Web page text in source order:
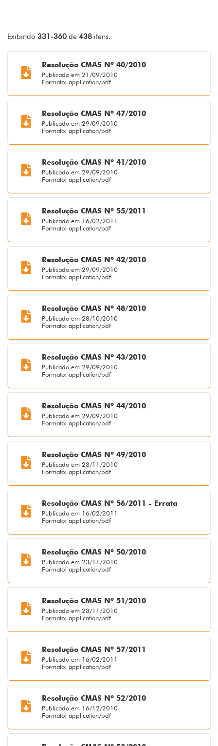
Exibindo 331-360 de 438 itens.
Resolução CMAS Nº 40/2010
Publicado em 21/09/2010
Formato: application/pdf
Resolução CMAS Nº 47/2010
Publicado em 29/09/2010
Formato: application/pdf
Resolução CMAS Nº 41/2010
Publicado em 29/09/2010
Formato: application/pdf
Resolução CMAS Nº 55/2011
Publicado em 16/02/2011
Formato: application/pdf
Resolução CMAS Nº 42/2010
Publicado em 29/09/2010
Formato: application/pdf
Resolução CMAS Nº 48/2010
Publicado em 28/10/2010
Formato: application/pdf
Resolução CMAS Nº 43/2010
Publicado em 29/09/2010
Formato: application/pdf
Resolução CMAS Nº 44/2010
Publicado em 29/09/2010
Formato: application/pdf
Resolução CMAS Nº 49/2010
Publicado em 23/11/2010
Formato: application/pdf
Resolução CMAS Nº 56/2011 - Errata
Publicado em 16/02/2011
Formato: application/pdf
Resolução CMAS Nº 50/2010
Publicado em 23/11/2010
Formato: application/pdf
Resolução CMAS Nº 51/2010
Publicado em 23/11/2010
Formato: application/pdf
Resolução CMAS Nº 57/2011
Publicado em 16/02/2011
Formato: application/pdf
Resolução CMAS Nº 52/2010
Publicado em 16/12/2010
Formato: application/pdf